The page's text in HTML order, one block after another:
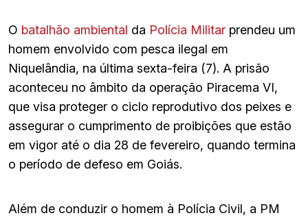
O batalhão ambiental da Polícia Militar prendeu um
homem envolvido com pesca ilegal em
Niquelândia, na última sexta-feira (7). A prisão
aconteceu no âmbito da operação Piracema VI,
que visa proteger o ciclo reprodutivo dos peixes e
assegurar o cumprimento de proibições que estão
em vigor até o dia 28 de fevereiro, quando termina
o período de defeso em Goiás.
Além de conduzir o homem à Polícia Civil, a PM